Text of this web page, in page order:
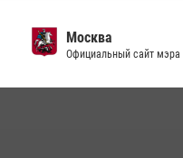
Москва
Официальный сайт мэра